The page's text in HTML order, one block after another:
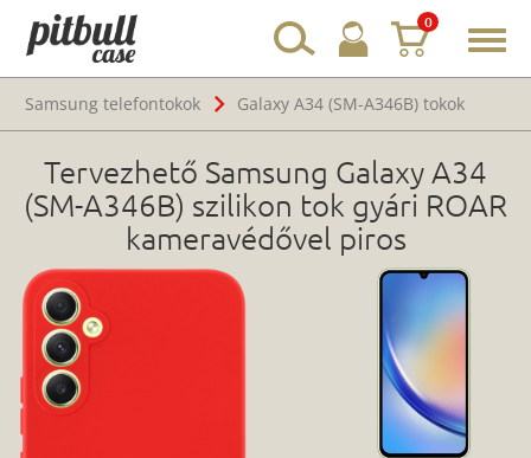
0
Samsung telefontokok
Galaxy A34 (SM-A346B) tokok
Tervezhető Samsung Galaxy A34
(SM-A346B) szilikon tok gyári ROAR
kameravédővel piros